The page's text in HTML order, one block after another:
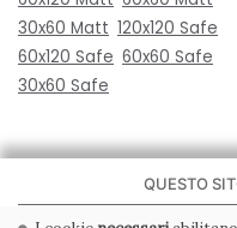
30x60 Matt 120x120 Safe
60x120 Safe 60x60 Safe
30x60 Safe
QUESTO